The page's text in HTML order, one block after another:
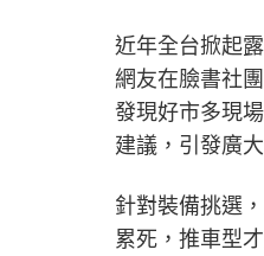
近年全台掀起
網友在臉書社
發現好市多現
建議，引發廣
針對裝備挑選
累死，推車型